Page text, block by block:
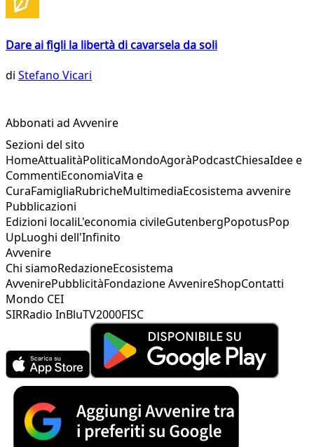
Dare ai figli la libertà di cavarsela da soli
di Stefano Vicari
Abbonati ad Avvenire
Sezioni del sito
HomeAttualitàPoliticaMondoAgoràPodcastChiesaIdee e
CommentiEconomiaVita e
CuraFamigliaRubricheMultimediaEcosistema avvenire
Pubblicazioni
Edizioni localiL'economia civileGutenbergPopotusPop
UpLuoghi dell'Infinito
Avvenire
Chi siamoRedazioneEcosistema
AvvenirePubblicitàFondazione AvvenireShopContatti
Mondo CEI
SIRRadio InBluTV2000FISC